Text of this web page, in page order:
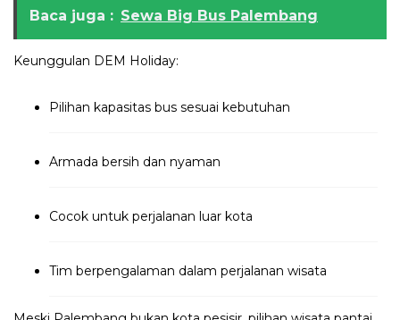
Baca juga : Sewa Big Bus Palembang
Keunggulan DEM Holiday:
Pilihan kapasitas bus sesuai kebutuhan
Armada bersih dan nyaman
Cocok untuk perjalanan luar kota
Tim berpengalaman dalam perjalanan wisata